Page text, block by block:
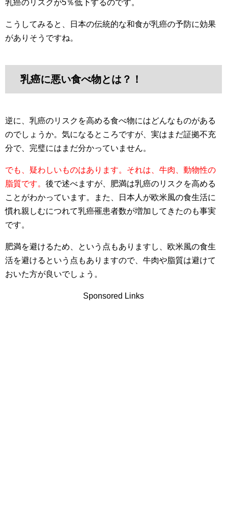
乳癌のリスクが5％低下するのです。
こうしてみると、日本の伝統的な和食が乳癌の予防に効果
がありそうですね。
乳癌に悪い食べ物とは？！
逆に、乳癌のリスクを高める食べ物にはどんなものがある
のでしょうか。気になるところですが、実はまだ証拠不充
分で、完璧にはまだ分かっていません。
でも、疑わしいものはあります。それは、牛肉、動物性の
脂質です。 後で述べますが、肥満は乳癌のリスクを高める
ことがわかっています。また、日本人が欧米風の食生活に
慣れ親しむにつれて乳癌罹患者数が増加してきたのも事実
です。
肥満を避けるため、という点もありますし、欧米風の食生
活を避けるという点もありますので、牛肉や脂質は避けて
おいた方が良いでしょう。
Sponsored Links